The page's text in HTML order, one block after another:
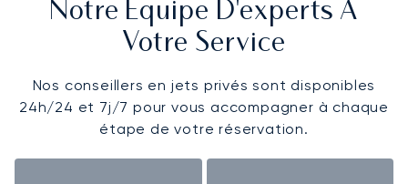
Notre Équipe D'experts À
Votre Service
Nos conseillers en jets privés sont disponibles
24h/24 et 7j/7 pour vous accompagner à chaque
étape de votre réservation.